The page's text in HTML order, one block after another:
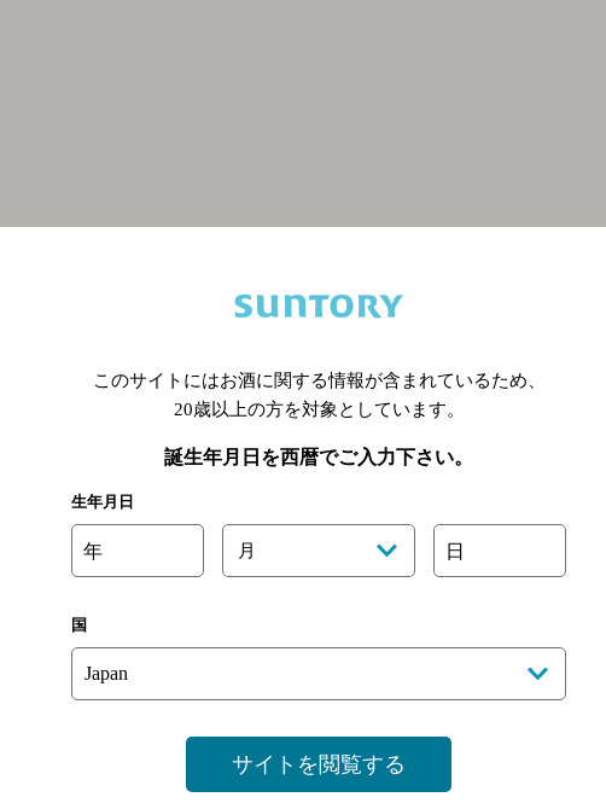
関連ページ
埼玉県のバー検索
山口県のバー検索
このサイトにはお酒に関する情報が含まれているため、
20歳以上の方を対象としています。
誕生年月日を西暦でご入力下さい。
生年月日
年 月 日
国
サイトを閲覧する